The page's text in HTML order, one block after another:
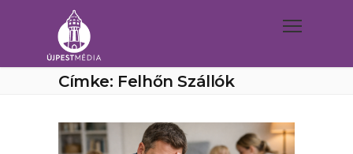
Címke: Felhőn Szállók